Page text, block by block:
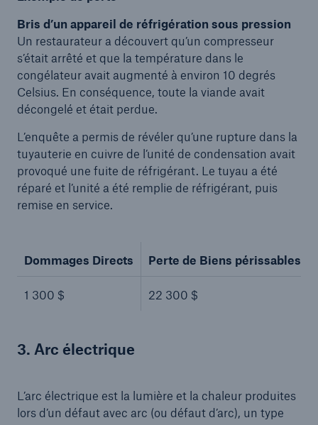
Bris d’un appareil de réfrigération sous pression
Un restaurateur a découvert qu’un compresseur
s’était arrêté et que la température dans le
congélateur avait augmenté à environ 10 degrés
Celsius. En conséquence, toute la viande avait
décongelé et était perdue.
L’enquête a permis de révéler qu’une rupture dans la
tuyauterie en cuivre de l’unité de condensation avait
provoqué une fuite de réfrigérant. Le tuyau a été
réparé et l’unité a été remplie de réfrigérant, puis
remise en service.
Dommages Directs Perte de Biens périssables
1 300 $ 22 300 $
3. Arc électrique
L’arc électrique est la lumière et la chaleur produites
lors d’un défaut avec arc (ou défaut d’arc), un type